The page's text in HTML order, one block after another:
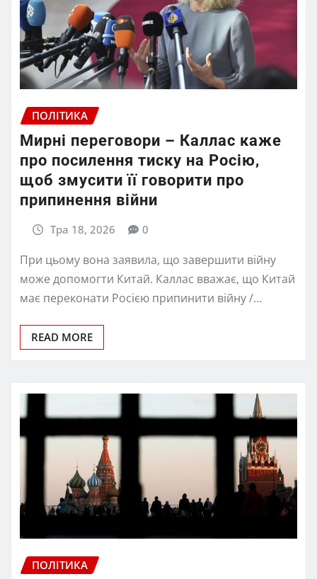
ПОЛІТИКА
Мирні переговори – Каллас каже
про посилення тиску на Росію,
щоб змусити її говорити про
припинення війни
Тра 18, 2026 0
При цьому вона заявила, що завершити війну
може допомогти Китай. Каллас вважає, що Китай
має переконати Росією припинити війну /…
READ MORE
ПОЛІТИКА